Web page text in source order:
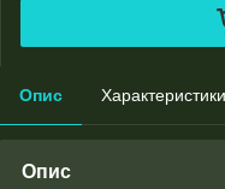
Опис Характеристики
Опис